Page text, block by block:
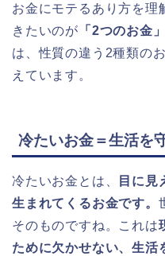
お金にモテるあり方を理
きたいのが 「2つのお金」
は、性質の違う2種類の
えています。
冷たいお金＝生活を
冷たいお金とは、
目に見
生まれてくるお金です。
そのものですね。これは
ために欠かせない、生活